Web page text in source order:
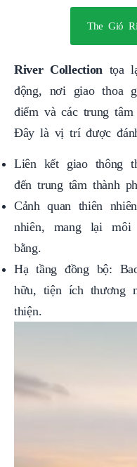
The Gió
River Collection tọa
động, nơi giao thoa
điểm và các trung
Đây là vị trí được
Liên kết giao thông
đến trung tâm thành
Cảnh quan thiên
nhiên, mang lại môi
bằng.
Hạ tầng đồng bộ:
hữu, tiện ích thương
thiện.